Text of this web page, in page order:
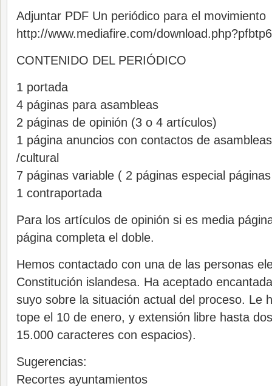
Adjuntar PDF Un periódico para el movimiento
http://www.mediafire.com/
CONTENIDO DEL PERIÓDICO
1 portada
4 páginas para asambleas
2 páginas de opinión (3 o 4 artículos)
1 página anuncios con contactos de
/cultural
7 páginas variable ( 2 páginas especial
1 contraportada
Para los artículos de opinión si es media
página completa el doble.
Hemos contactado con una de las personas
Constitución islandesa. Ha aceptado
suyo sobre la situación actual del proceso. Le
tope el 10 de enero, y extensión libre hasta
15.000 caracteres con espacios).
Sugerencias:
Recortes ayuntamientos